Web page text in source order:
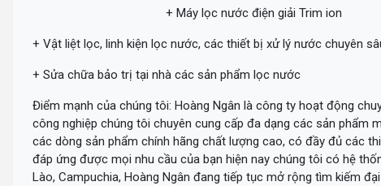
+ Máy lọc nước điện giải Trim ion
+ Vật liệt lọc, linh kiện lọc nước, các thiết bị xử lý nước chuyên
+ Sửa chữa bảo trị tại nhà các sản phẩm lọc nước
Điểm mạnh của chúng tôi: Hoàng Ngân là công ty hoạt động
công nghiệp chúng tôi chuyên cung cấp đa dạng các sản phẩm
các dòng sản phẩm chính hãng chất lượng cao, có đầy đủ các
đáp ứng được mọi nhu cầu của bạn hiện nay chúng tôi có hệ
Lào, Campuchia, Hoàng Ngân đang tiếp tục mở rộng tìm kiếm đại